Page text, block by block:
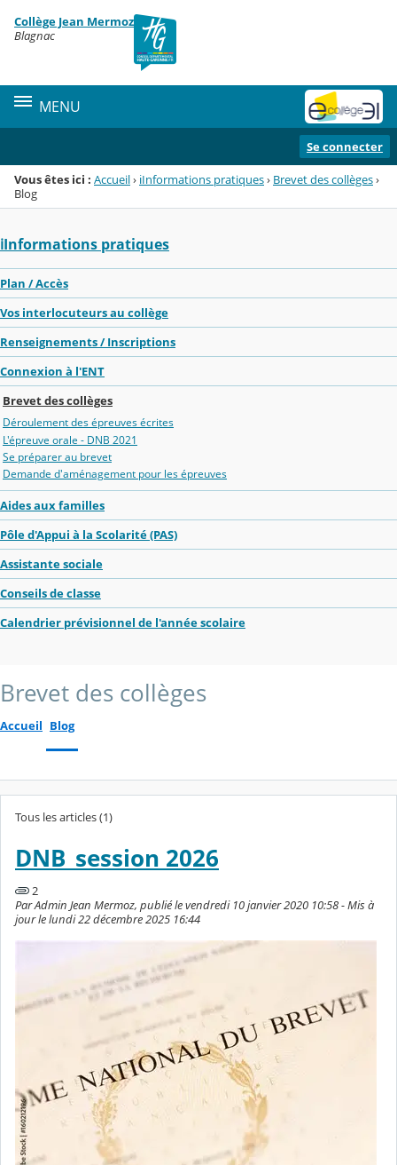
Menu de la rubrique
Contenu
Collège Jean Mermoz
Blagnac
MENU
Se connecter
Vous êtes ici : Accueil› ℹ️Informations pratiques› Brevet des collèges›
Blog
ℹ️Informations pratiques
Plan / Accès
Vos interlocuteurs au collège
Renseignements / Inscriptions
Connexion à l'ENT
Brevet des collèges
Déroulement des épreuves écrites
L'épreuve orale - DNB 2021
Se préparer au brevet
Demande d'aménagement pour les épreuves
Aides aux familles
Pôle d'Appui à la Scolarité (PAS)
Assistante sociale
Conseils de classe
Calendrier prévisionnel de l'année scolaire
Brevet des collèges
Accueil Blog
Tous les articles (1)
DNB_session 2026
2
Par Admin Jean Mermoz, publié le vendredi 10 janvier 2020 10:58 - Mis à
jour le lundi 22 décembre 2025 16:44